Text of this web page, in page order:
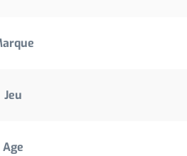
Jeu
Age